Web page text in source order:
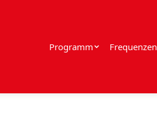
Programm Frequenzen